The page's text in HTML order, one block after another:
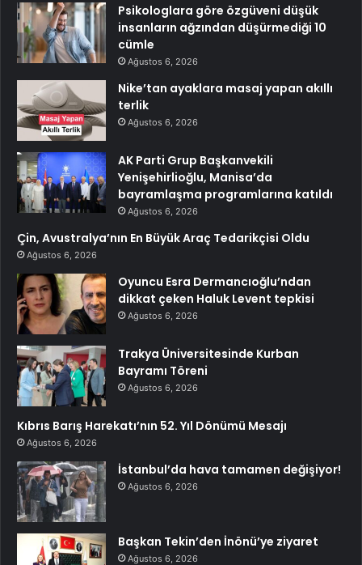
Psikologlara göre özgüveni düşük
insanların ağzından düşürmediği 10
cümle
Ağustos 6, 2026
Nike’tan ayaklara masaj yapan akıllı
terlik
Ağustos 6, 2026
AK Parti Grup Başkanvekili
Yenişehirlioğlu, Manisa’da
bayramlaşma programlarına katıldı
Ağustos 6, 2026
Çin, Avustralya’nın En Büyük Araç Tedarikçisi Oldu
Ağustos 6, 2026
Oyuncu Esra Dermancıoğlu’ndan
dikkat çeken Haluk Levent tepkisi
Ağustos 6, 2026
Trakya Üniversitesinde Kurban
Bayramı Töreni
Ağustos 6, 2026
Kıbrıs Barış Harekatı’nın 52. Yıl Dönümü Mesajı
Ağustos 6, 2026
İstanbul’da hava tamamen değişiyor!
Ağustos 6, 2026
Başkan Tekin’den İnönü’ye ziyaret
Ağustos 6, 2026